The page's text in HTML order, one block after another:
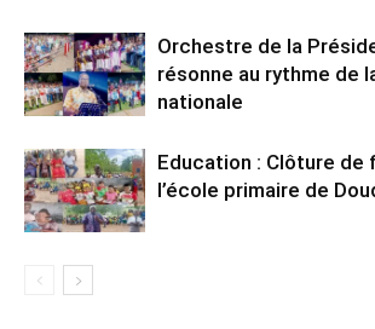
Orchestre de la
résonne au rythme de
nationale
Education : Clôture de
l’école primaire de